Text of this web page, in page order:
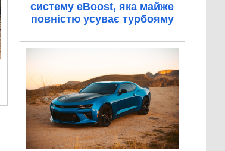
систему eBoost, яка майже
повністю усуває турбояму